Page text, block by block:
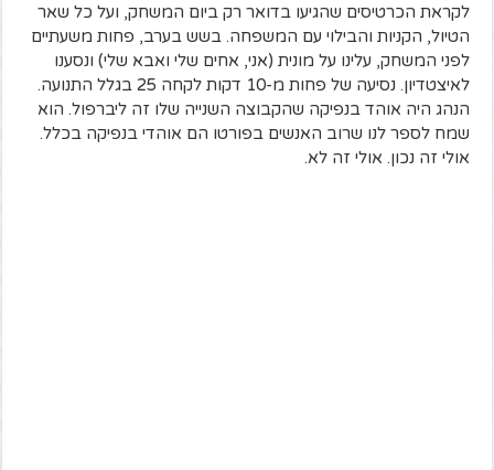
לקראת הכרטיסים שהגיעו בדואר רק ביום המשחק, ועל כל שאר
הטיול, הקניות והבילוי עם המשפחה. בשש בערב, פחות משעתיים
לפני המשחק, עלינו על מונית (אני, אחים שלי ואבא שלי) ונסענו
לאיצטדיון. נסיעה של פחות מ-10 דקות לקחה 25 בגלל התנועה.
הנהג היה אוהד בנפיקה שהקבוצה השנייה שלו זה ליברפול. הוא
שמח לספר לנו שרוב האנשים בפורטו הם אוהדי בנפיקה בכלל.
אולי זה נכון. אולי זה לא.